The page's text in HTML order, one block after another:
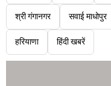
श्री गंगानगर सवाई माधोपुर
हरियाणा हिंदी खबरें